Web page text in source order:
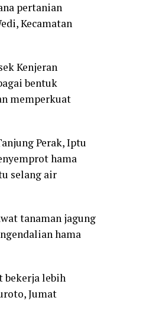
pertanian
Kecamatan
Kenjeran
bentuk
memperkuat
Perak, Iptu
hama
selang air
tanaman jagung
hama
bekerja lebih
Jumat